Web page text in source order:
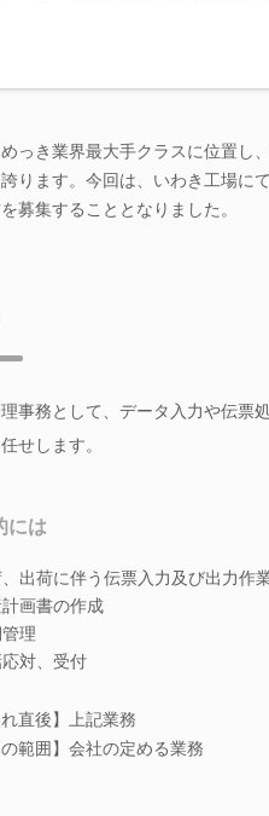
っき業界最大手クラスに位置し
ります。今回は、いわき工場に
募集することとなりました。
事務として、データ入力や伝票
せします。
には
、出荷に伴う伝票入力及び出力作
画書の作成
理
対、受付
れ直後】上記業務
の範囲】会社の定める業務